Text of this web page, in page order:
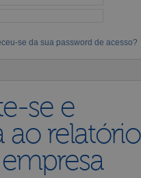
se da sua password de acesso?
se e
ao relatório